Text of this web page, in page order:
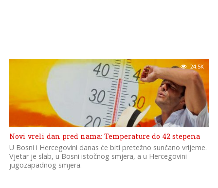
24.5K
Novi vreli dan pred nama: Temperature do 42 stepena
U Bosni i Hercegovini danas će biti pretežno sunčano vrijeme.
Vjetar je slab, u Bosni istočnog smjera, a u Hercegovini
jugozapadnog smjera.